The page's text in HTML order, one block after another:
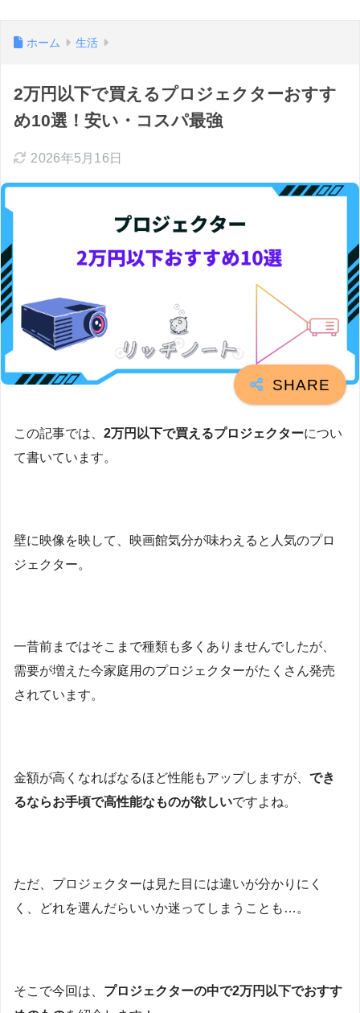
ホーム 生活
2万円以下で買えるプロジェクターおすす
め10選！安い・コスパ最強
2026年5月16日
この記事では、 2万円以下で買えるプロジェクターについ
て書いています。
壁に映像を映して、映画館気分が味わえると人気のプロ
ジェクター。
一昔前まではそこまで種類も多くありませんでしたが、
需要が増えた今家庭用のプロジェクターがたくさん発売
されています。
金額が高くなればなるほど性能もアップしますが、 でき
るならお手頃で高性能なものが欲しいですよね。
ただ、プロジェクターは見た目には違いが分かりにく
く、どれを選んだらいいか迷ってしまうことも…。
そこで今回は、 プロジェクターの中で2万円以下でおすす